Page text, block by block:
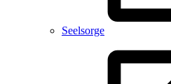
Seelsorge